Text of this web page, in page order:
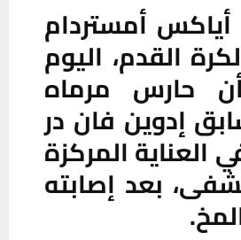
أياكس أمستردام
القدم، اليوم
حارس مرماه
إدوين فان در
العناية المركزة
بعد إصابته